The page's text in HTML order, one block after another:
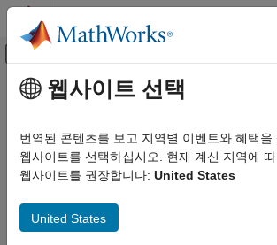
콘텐츠로 바로 가기
오프캔버스 탐색 메뉴 토
문서 홈
Simscape Electrical
제어
카테고리
선형화 기법
주요 콘텐츠
PMSM 제어​
영구 자석 동기기 제어
영구 자석 동기기를 제어하기 위한 알고리즘
블록
웹사이트 선택
번역된 콘텐츠를 보고 지역별 이벤트와 혜택을
웹사이트를 선택하십시오. 현재 계신 지역에
웹사이트를 권장합니다: United States
United States